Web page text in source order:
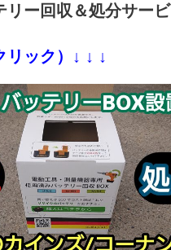
リー回収＆処分サービ
リック）↓ ↓ ↓